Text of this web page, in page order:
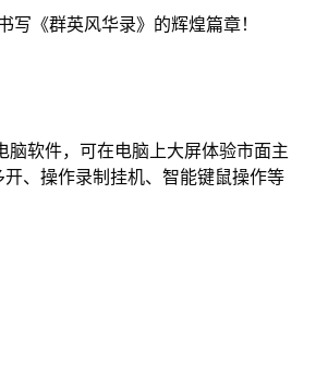
《群英风华录》的辉煌篇章！
脑软件，可在电脑上大屏体验市面主
、操作录制挂机、智能键鼠操作等